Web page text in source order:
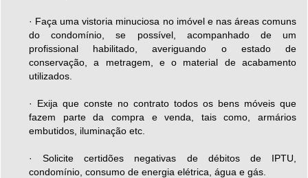
· Faça uma vistoria minuciosa no imóvel e nas áreas comuns
do condomínio, se possível, acompanhado de um
profissional habilitado, averiguando o estado de
conservação, a metragem, e o material de acabamento
utilizados.
· Exija que conste no contrato todos os bens móveis que
fazem parte da compra e venda, tais como, armários
embutidos, iluminação etc.
· Solicite certidões negativas de débitos de IPTU,
condomínio, consumo de energia elétrica, água e gás.